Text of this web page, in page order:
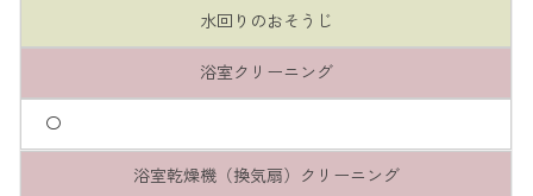
水回りのおそうじ
浴室クリーニング
〇
浴室乾燥機（換気扇）クリーニング